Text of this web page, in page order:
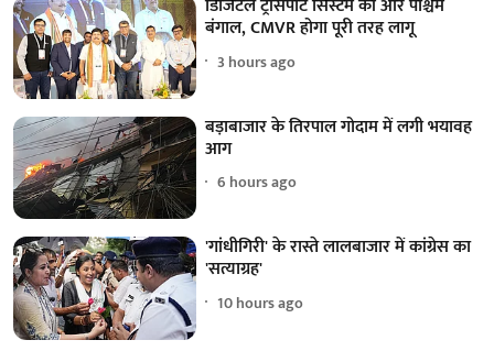
डिजिटल ट्रांसपोर्ट सिस्टम की ओर पश्चिम
बंगाल, CMVR होगा पूरी तरह लागू
3 hours ago
बड़ाबाजार के तिरपाल गोदाम में लगी भयावह
आग
6 hours ago
'गांधीगिरी' के रास्ते लालबाजार में कांग्रेस का
'सत्याग्रह'
10 hours ago